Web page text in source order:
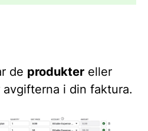
de produkter eller
avgifterna i din faktura.